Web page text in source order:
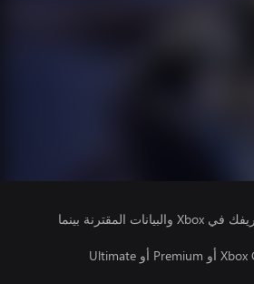
يتلقى ناشرو الألعاب التي تقوم بتشغيلها وصولاً إلى معلومات ملف تعريفك في Xbox والبيانات المقترنة بينما
تتطلب اللعبة متعددة اللاعبين عبر الإنترنت توفر Xbox Game Pass Essential أو Premium أو Ultimate